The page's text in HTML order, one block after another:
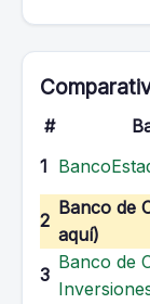
#
1
2
Banco de
aquí)
3
Banco de